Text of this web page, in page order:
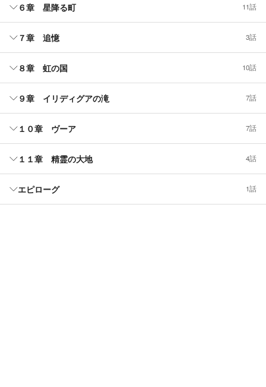
６章 星降る町 11話
７章 追憶 3話
８章 虹の国 10話
９章 イリディグアの滝 7話
１０章 ヴーア 7話
１１章 精霊の大地 4話
エピローグ 1話